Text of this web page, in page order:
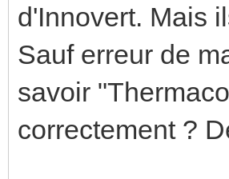
d'Innovert. Mais
Sauf erreur de
savoir
correctement ?